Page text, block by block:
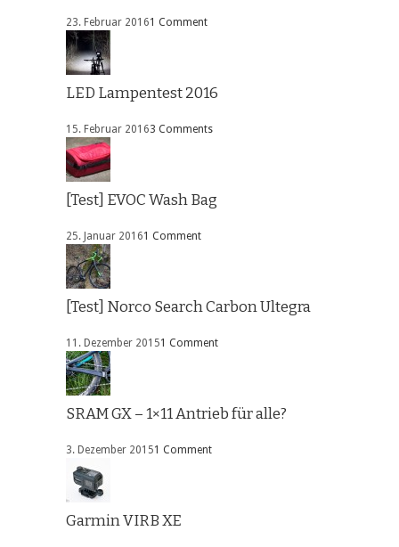
23. Februar 20161 Comment
LED Lampentest 2016
15. Februar 20163 Comments
[Test] EVOC Wash Bag
25. Januar 20161 Comment
[Test] Norco Search Carbon Ultegra
11. Dezember 20151 Comment
SRAM GX – 1×11 Antrieb für alle?
3. Dezember 20151 Comment
Garmin VIRB XE